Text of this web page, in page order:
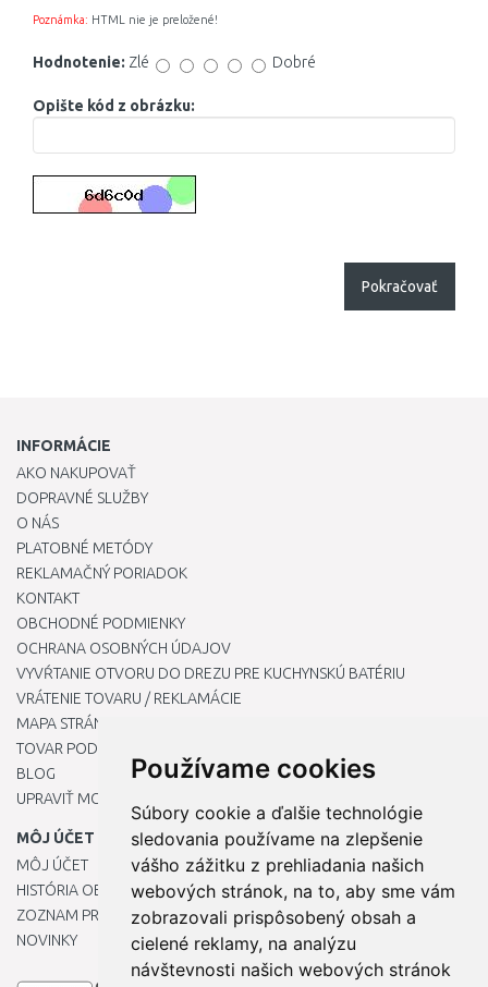
Používame cookies
Súbory cookie a ďalšie technológie
sledovania používame na zlepšenie
vášho zážitku z prehliadania našich
webových stránok, na to, aby sme vám
zobrazovali prispôsobený obsah a
cielené reklamy, na analýzu
návštevnosti našich webových stránok
Poznámka: HTML nie je preložené!
Hodnotenie: Zlé Dobré
Opište kód z obrázku:
Pokračovať
INFORMÁCIE
AKO NAKUPOVAŤ
DOPRAVNÉ SLUŽBY
O NÁS
PLATOBNÉ METÓDY
REKLAMAČNÝ PORIADOK
KONTAKT
OBCHODNÉ PODMIENKY
OCHRANA OSOBNÝCH ÚDAJOV
VYVŔTANIE OTVORU DO DREZU PRE KUCHYNSKÚ BATÉRIU
VRÁTENIE TOVARU / REKLAMÁCIE
MAPA STRÁNOK
TOVAR PODĽA ZNAČIEK
BLOG
UPRAVIŤ MOJE PREDVOĽBY COOKIES
MÔJ ÚČET
MÔJ ÚČET
HISTÓRIA OBJEDNÁVOK
ZOZNAM PRIANÍ
NOVINKY